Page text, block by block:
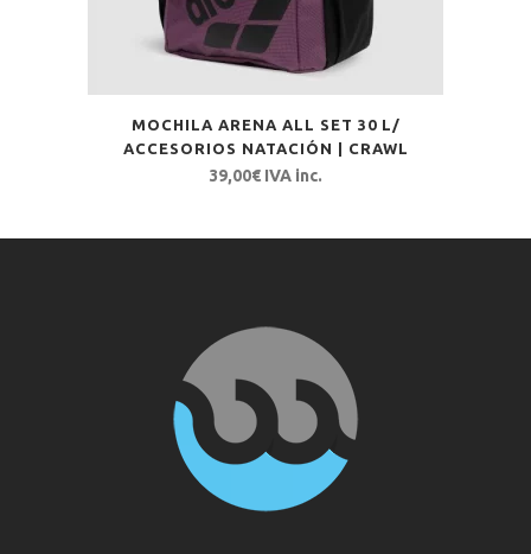
MOCHILA ARENA ALL SET 30 L/
ACCESORIOS NATACIÓN | CRAWL
39,00€ IVA inc.